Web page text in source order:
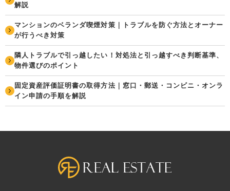
解説
マンションのベランダ喫煙対策｜トラブルを防ぐ方法とオーナー
が行うべき対策
隣人トラブルで引っ越したい！対処法と引っ越すべき判断基準、
物件選びのポイント
固定資産評価証明書の取得方法｜窓口・郵送・コンビニ・オンラ
イン申請の手順を解説